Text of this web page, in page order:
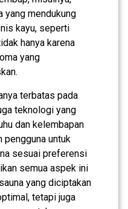
yang mendukung
kayu, seperti
hanya karena
yang
terbatas pada
teknologi yang
dan kelembapan
pengguna untuk
sesuai preferensi
semua aspek ini
yang diciptakan
tetapi juga